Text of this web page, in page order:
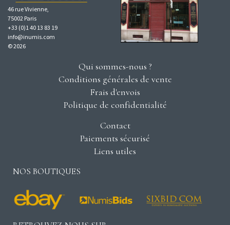
46 rue Vivienne,
75002 Paris
+33 (0)1 40 13 83 19
info@inumis.com
© 2026
Qui sommes-nous ?
Conditions générales de vente
Frais d'envois
Politique de confidentialité
Contact
Paiements sécurisé
Liens utiles
NOS BOUTIQUES